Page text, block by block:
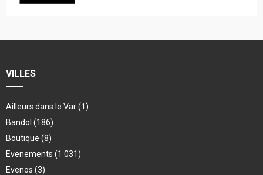
VILLES
Ailleurs dans le Var(1)
Bandol (186)
Boutique (8)
Evenements (1 031)
Evenos (3)